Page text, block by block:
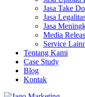
Jasa Take
Jasa
Jasa
Media
Service
Tentang Kami
Case Study
Blog
Kontak